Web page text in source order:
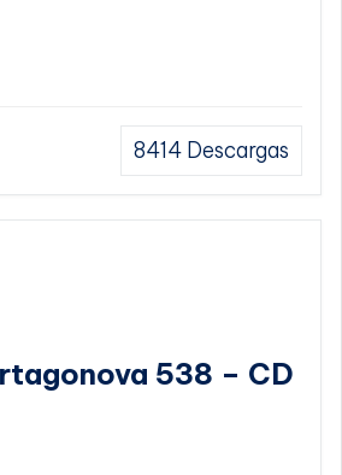
8414 Descargas
538 – CD